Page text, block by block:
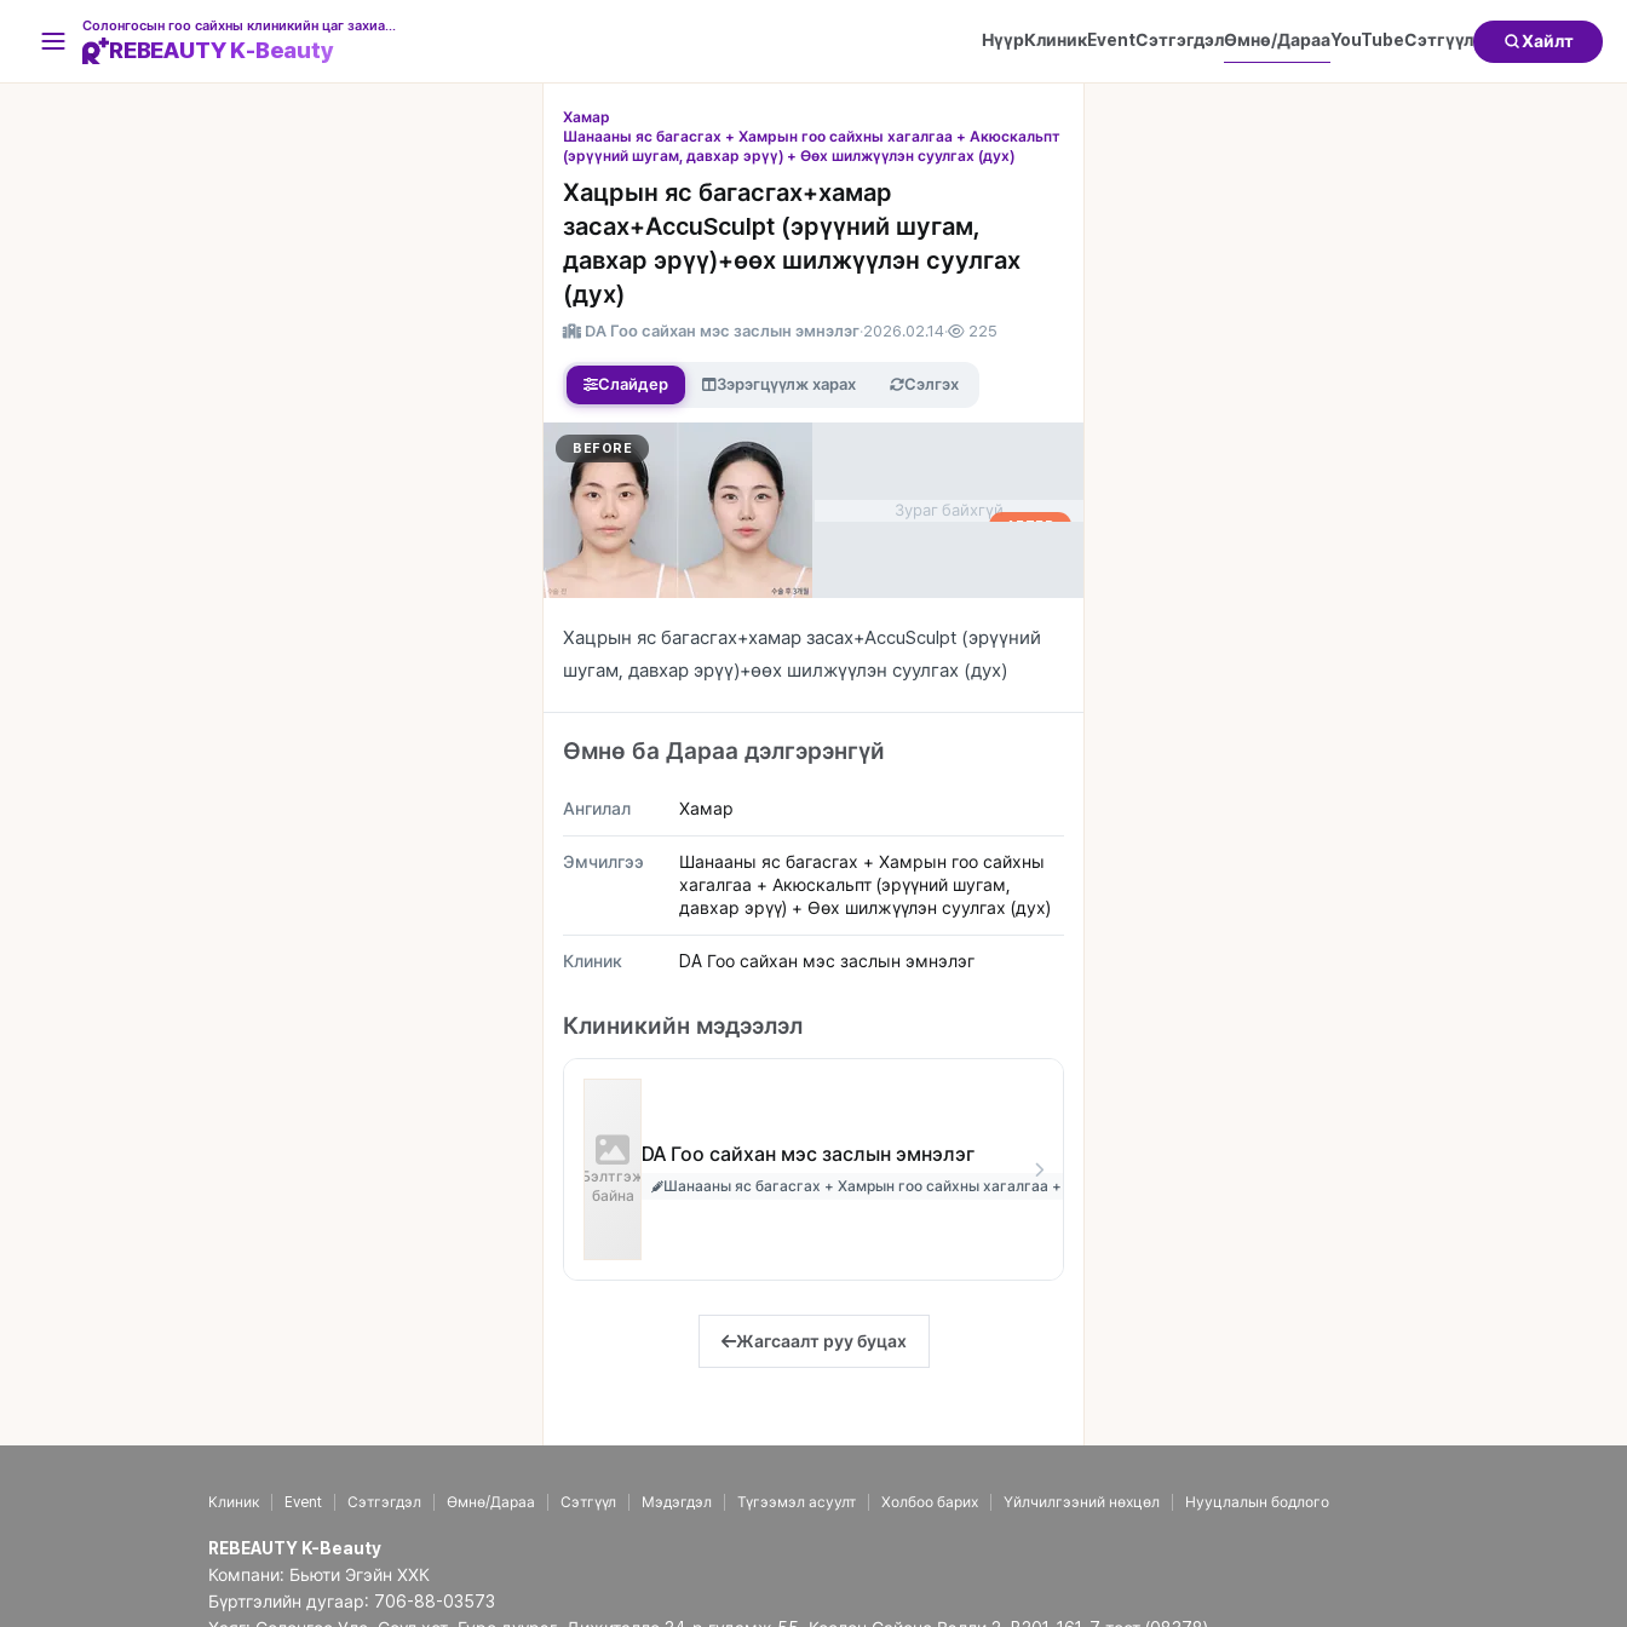
REBEAUTY K-Beauty НүүрКлиникEventСэтгэгдэлӨмнө/ДарааYouTubeСэтгүүл Хайлт
Хамар
Шанааны яс багасгах + Хамрын гоо сайхны хагалгаа + Акюскальпт
(эрүүний шугам, давхар эрүү) + Өөх шилжүүлэн суулгах (дух)
Хацрын яс багасгах+хамар
засах+АccuSculpt (эрүүний шугам,
давхар эрүү)+өөх шилжүүлэн суулгах
(дух)
DA Гоо сайхан мэс заслын эмнэлэг·2026.02.14· 225
Слайдер Зэрэгцүүлж харах Сэлгэх
BEFORE
AFTER
Зураг байхгүй
Хацрын яс багасгах+хамар засах+АccuSculpt (эрүүний
шугам, давхар эрүү)+өөх шилжүүлэн суулгах (дух)
Өмнө ба Дараа дэлгэрэнгүй
Ангилал Хамар
Эмчилгээ
Шанааны яс багасгах + Хамрын гоо сайхны
хагалгаа + Акюскальпт (эрүүний шугам,
давхар эрүү) + Өөх шилжүүлэн суулгах (дух)
Клиник DA Гоо сайхан мэс заслын эмнэлэг
Клиникийн мэдээлэл
Бэлтгэж
байна
DA Гоо сайхан мэс заслын эмнэлэг
Шанааны яс багасгах + Хамрын гоо сайхны хагалгаа + Акюскальпт (эрүүний шугам, давхар эрүү) + Өөх шилжүүлэн суулгах (дух)
Жагсаалт руу буцах
Клиник Event Сэтгэгдэл Өмнө/Дараа Сэтгүүл Мэдэгдэл Түгээмэл асуулт Холбоо барих Үйлчилгээний нөхцөл Нууцлалын бодлого
REBEAUTY K-Beauty
Компани: Бьюти Эгэйн ХХК
Бүртгэлийн дугаар: 706-88-03573